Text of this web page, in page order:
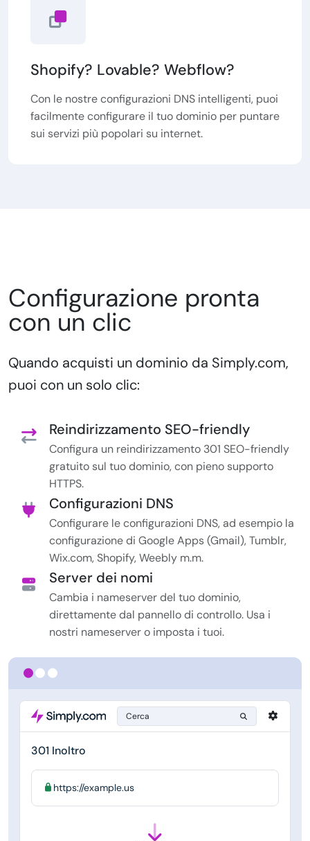
Shopify? Lovable? Webflow?
Con le nostre configurazioni DNS intelligenti, puoi
facilmente configurare il tuo dominio per puntare
sui servizi più popolari su internet.
Cerca
301 Inoltro
https://example.us
Configurazione pronta
con un clic
Quando acquisti un dominio da Simply.com,
puoi con un solo clic:
Reindirizzamento SEO-friendly
Configura un reindirizzamento 301 SEO-friendly
gratuito sul tuo dominio, con pieno supporto
HTTPS.
Configurazioni DNS
Configurare le configurazioni DNS, ad esempio la
configurazione di Google Apps (Gmail), Tumblr,
Wix.com, Shopify, Weebly m.m.
Server dei nomi
Cambia i nameserver del tuo dominio,
direttamente dal pannello di controllo. Usa i
nostri nameserver o imposta i tuoi.